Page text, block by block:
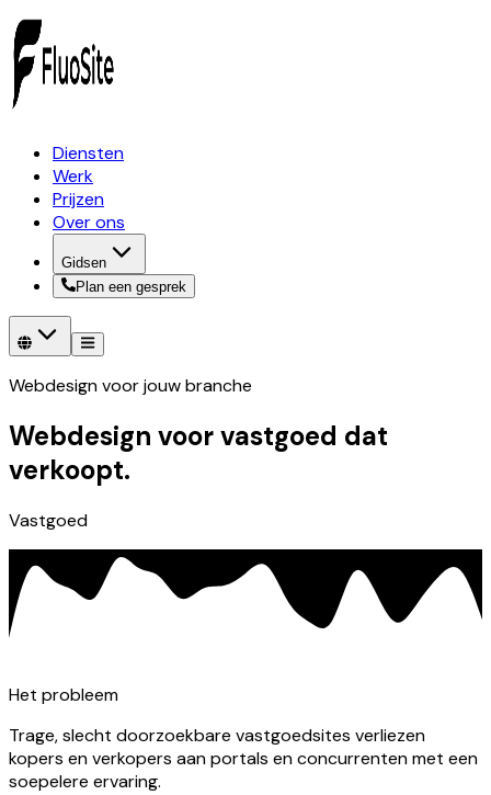
Diensten
Werk
Prijzen
Over ons
Gidsen
Plan een gesprek
Webdesign voor jouw branche
Webdesign voor vastgoed dat
verkoopt.
Vastgoed
Het probleem
Trage, slecht doorzoekbare vastgoedsites verliezen
kopers en verkopers aan portals en concurrenten met een
soepelere ervaring.